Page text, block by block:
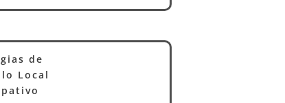
de
Local